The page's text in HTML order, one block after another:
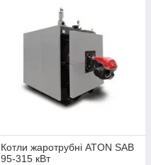
Котли жаротрубні ATON SAB
95-315 кВт